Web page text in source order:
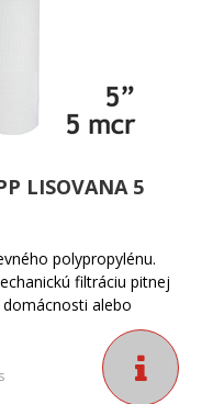
LISOVANA 5
polypropylénu.
filtráciu pitnej
alebo
odfiltrovanie zákalu,
sedimentov z vody.
mikrónov.